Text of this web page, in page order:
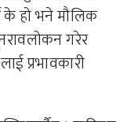
के हो भने मौलिक
गरेर
प्रभावकारी